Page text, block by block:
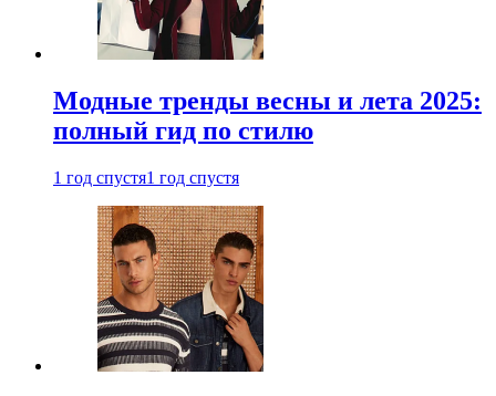
Модные тренды весны и лета 2025:
полный гид по стилю
1 год спустя1 год спустя